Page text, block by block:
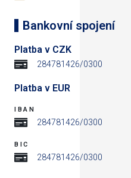
Bankovní spojení
Platba v CZK
284781426/0300
Platba v EUR
IBAN
284781426/0300
BIC
284781426/0300